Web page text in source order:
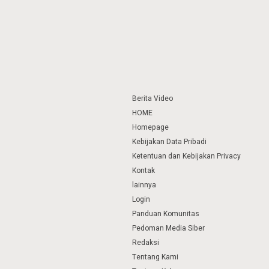
Berita Video
HOME
Homepage
Kebijakan Data Pribadi
Ketentuan dan Kebijakan Privacy
Kontak
lainnya
Login
Panduan Komunitas
Pedoman Media Siber
Redaksi
Tentang Kami